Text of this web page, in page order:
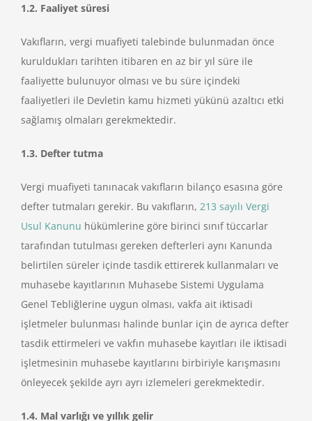
1.2. Faaliyet süresi
Vakıfların, vergi muafiyeti talebinde bulunmadan önce
kuruldukları tarihten itibaren en az bir yıl süre ile
faaliyette bulunuyor olması ve bu süre içindeki
faaliyetleri ile Devletin kamu hizmeti yükünü azaltıcı etki
sağlamış olmaları gerekmektedir.
1.3. Defter tutma
Vergi muafiyeti tanınacak vakıfların bilanço esasına göre
defter tutmaları gerekir. Bu vakıfların, 213 sayılı Vergi
Usul Kanunu hükümlerine göre birinci sınıf tüccarlar
tarafından tutulması gereken defterleri aynı Kanunda
belirtilen süreler içinde tasdik ettirerek kullanmaları ve
muhasebe kayıtlarının Muhasebe Sistemi Uygulama
Genel Tebliğlerine uygun olması, vakfa ait iktisadi
işletmeler bulunması halinde bunlar için de ayrıca defter
tasdik ettirmeleri ve vakfın muhasebe kayıtları ile iktisadi
işletmesinin muhasebe kayıtlarını birbiriyle karışmasını
önleyecek şekilde ayrı ayrı izlemeleri gerekmektedir.
1.4. Mal varlığı ve yıllık gelir